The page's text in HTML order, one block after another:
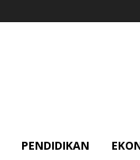
PENDIDIKAN